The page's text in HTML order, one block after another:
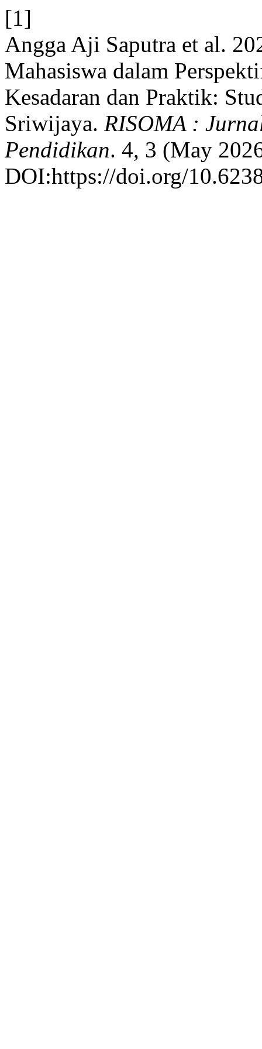
[1]
Angga Aji Saputra et al.
Mahasiswa dalam
Kesadaran dan Praktik:
Sriwijaya. RISOMA :
Pendidikan. 4, 3 (May
DOI:https://doi.org/